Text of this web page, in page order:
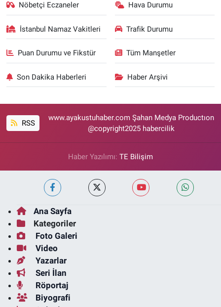
Nöbetçi Eczaneler Hava Durumu
İstanbul Namaz Vakitleri Trafik Durumu
Puan Durumu ve Fikstür Tüm Manşetler
Son Dakika Haberleri Haber Arşivi
RSS
www.ayakustuhaber.com Şahan Medya Productıon
@copyright2025 habercilik
Haber Yazılımı: TE Bilişim
Ana Sayfa
Kategoriler
Foto Galeri
Video
Yazarlar
Seri İlan
Röportaj
Biyografi